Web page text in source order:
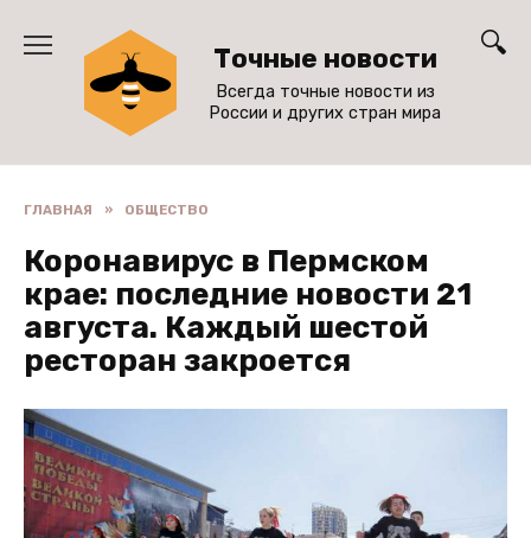
содержанию
Точные новости
Всегда точные новости из
России и других стран мира
ГЛАВНАЯ » ОБЩЕСТВО
Коронавирус в Пермском
крае: последние новости 21
августа. Каждый шестой
ресторан закроется